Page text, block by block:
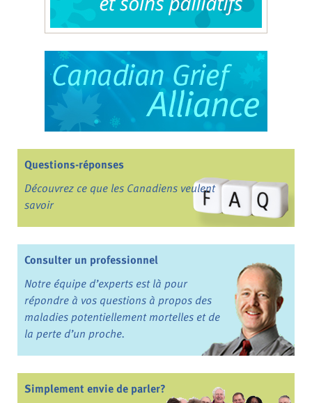
Questions-réponses
Découvrez ce que les Canadiens veulent
savoir
Consulter un professionnel
Notre équipe d’experts est là pour
répondre à vos questions à propos des
maladies potentiellement mortelles et de
la perte d’un proche.
Simplement envie de parler?